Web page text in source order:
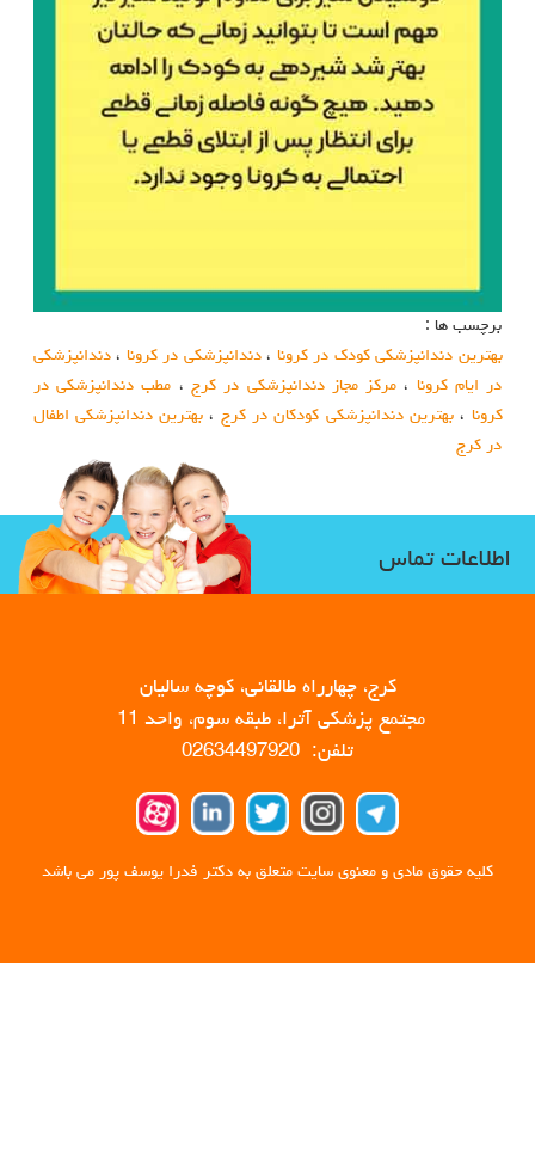
برچسب ها :
بهترین دندانپزشکی کودک در کرونا ،دندانپزشکی در کرونا ،دندانپزشکی
در ایام کرونا ، مرکز مجاز دندانپزشکی در کرج ، مطب دندانپزشکی در
کرونا ،بهترین دندانپزشکی کودکان در کرج ، بهترین دندانپزشکی اطفال
در کرج
اطلاعات تماس
کرج، چهارراه طالقانی، کوچه سالیان
مجتمع پزشکی آترا، طبقه سوم، واحد 11
تلفن: 02634497920
کلیه حقوق مادی و معنوی سایت متعلق به دکتر فدرا یوسف پور می باشد